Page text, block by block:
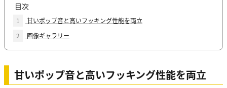
目次
1
甘いポップ音と高いフッキング性能を両立
2
画像ギャラリー
甘いポップ音と高いフッキング性能を両立